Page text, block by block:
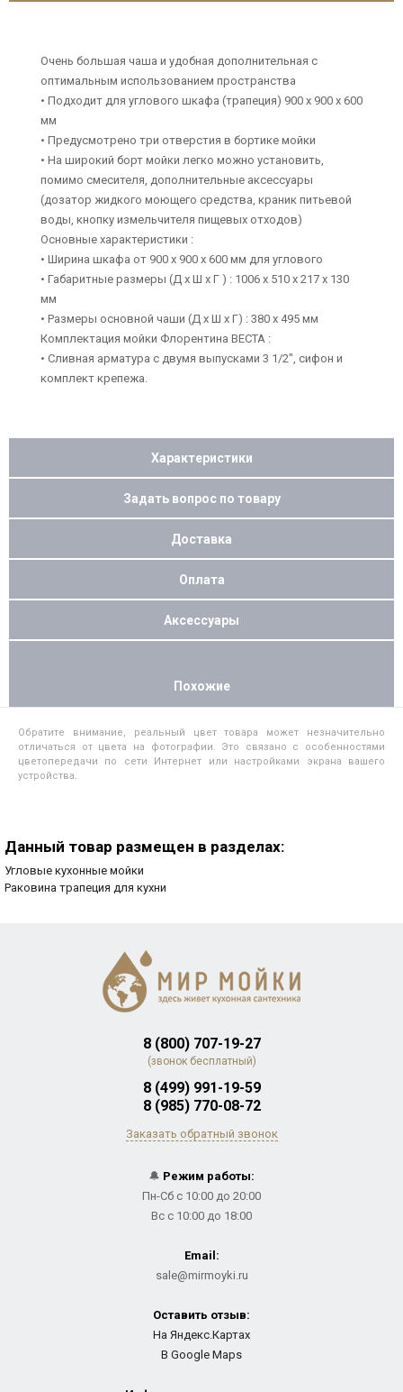
Очень большая чаша и удобная дополнительная с
оптимальным использованием пространства
• Подходит для углового шкафа (трапеция) 900 х 900 х 600
мм
• Предусмотрено три отверстия в бортике мойки
• На широкий борт мойки легко можно установить,
помимо смесителя, дополнительные аксессуары
(дозатор жидкого моющего средства, краник питьевой
воды, кнопку измельчителя пищевых отходов)
Основные характеристики :
• Ширина шкафа от 900 х 900 х 600 мм для углового
• Габаритные размеры (Д х Ш х Г ) : 1006 х 510 х 217 х 130
мм
• Размеры основной чаши (Д х Ш х Г) : 380 х 495 мм
Комплектация мойки Флорентина ВЕСТА :
• Сливная арматура с двумя выпусками 3 1/2", сифон и
комплект крепежа.
Характеристики
Задать вопрос по товару
Доставка
Оплата
Аксессуары
Похожие
Обратите внимание, реальный цвет товара может незначительно
отличаться от цвета на фотографии. Это связано с особенностями
цветопередачи по сети Интернет или настройками экрана вашего
устройства.
Данный товар размещен в разделах:
Угловые кухонные мойки
Раковина трапеция для кухни
8 (800) 707-19-27
(звонок бесплатный)
8 (499) 991-19-59
8 (985) 770-08-72
Заказать обратный звонок
🔔 Режим работы:
Пн-Сб с 10:00 до 20:00
Вс с 10:00 до 18:00
Email:
sale@mirmoyki.ru
Оставить отзыв:
На Яндекс.Картах
В Google Maps